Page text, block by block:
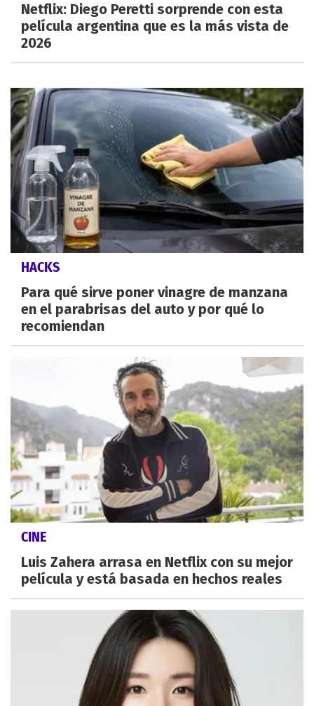
Netflix: Diego Peretti sorprende con esta
película argentina que es la más vista de
2026
HACKS
Para qué sirve poner vinagre de manzana
en el parabrisas del auto y por qué lo
recomiendan
CINE
Luis Zahera arrasa en Netflix con su mejor
película y está basada en hechos reales